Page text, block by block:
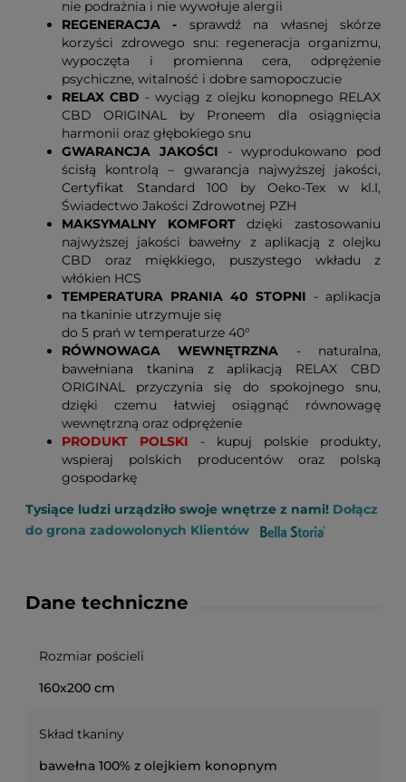
nie podrażnia i nie wywołuje alergii
REGENERACJA - sprawdź na własnej skórze
korzyści zdrowego snu: regeneracja organizmu,
wypoczęta i promienna cera, odprężenie
psychiczne, witalność i dobre samopoczucie
RELAX CBD - wyciąg z olejku konopnego RELAX
CBD ORIGINAL by Proneem dla osiągnięcia
harmonii oraz głębokiego snu
GWARANCJA JAKOŚCI - wyprodukowano pod
ścisłą kontrolą – gwarancja najwyższej jakości,
Certyfikat Standard 100 by Oeko-Tex w kl.I,
Świadectwo Jakości Zdrowotnej PZH
MAKSYMALNY KOMFORTdzięki zastosowaniu
najwyższej jakości bawełny z aplikacją z olejku
CBD oraz miękkiego, puszystego wkładu z
włókien HCS
TEMPERATURA PRANIA 40 STOPNI - aplikacja
na tkaninie utrzymuje się
do 5 prań w temperaturze 40°
RÓWNOWAGA WEWNĘTRZNA - naturalna,
bawełniana tkanina z aplikacją RELAX CBD
ORIGINAL przyczynia się do spokojnego snu,
dzięki czemu łatwiej osiągnąć równowagę
wewnętrzną oraz odprężenie
PRODUKT POLSKI - kupuj polskie produkty,
wspieraj polskich producentów oraz polską
gospodarkę
Tysiące ludzi urządziło swoje wnętrze z nami! Dołącz
do grona zadowolonych Klientów
Dane techniczne
Rozmiar pościeli
160x200 cm
Skład tkaniny
bawełna 100% z olejkiem konopnym